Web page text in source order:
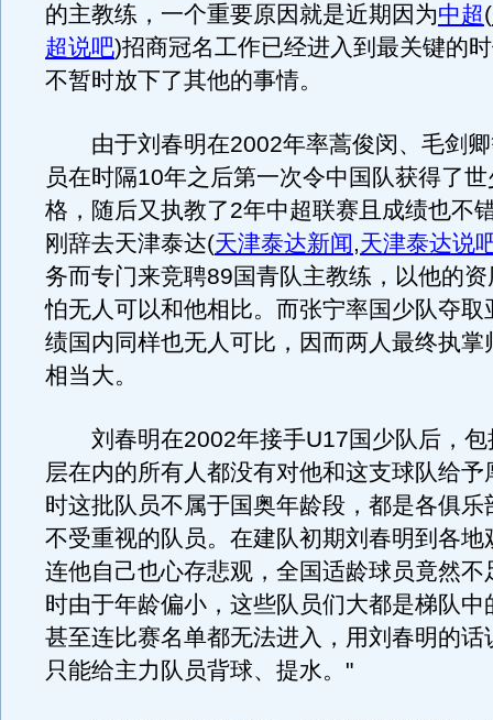
的主教练，一个重要原因就是近期因为中超(
超说吧)招商冠名工作已经进入到最关键的
不暂时放下了其他的事情。
由于刘春明在2002年率蒿俊闵、毛剑卿
员在时隔10年之后第一次令中国队获得了
格，随后又执教了2年中超联赛且成绩也不
刚辞去天津泰达(天津泰达新闻,天津泰达说
务而专门来竞聘89国青队主教练，以他的
怕无人可以和他相比。而张宁率国少队夺取
绩国内同样也无人可比，因而两人最终执掌
相当大。
刘春明在2002年接手U17国少队后，包
层在内的所有人都没有对他和这支球队给予
时这批队员不属于国奥年龄段，都是各俱乐
不受重视的队员。在建队初期刘春明到各地
连他自己也心存悲观，全国适龄球员竟然不
时由于年龄偏小，这些队员们大都是梯队中
甚至连比赛名单都无法进入，用刘春明的话
只能给主力队员背球、提水。"